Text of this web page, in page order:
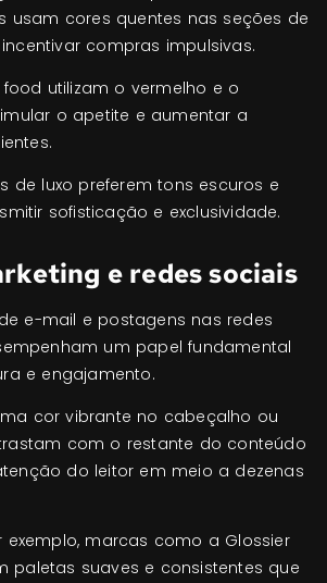
usam cores quentes nas seções de
compras impulsivas.
food utilizam o vermelho e o
o apetite e aumentar a
de luxo preferem tons escuros e
sofisticação e exclusividade.
e redes sociais
e-mail e postagens nas redes
um papel fundamental
e engajamento.
cor vibrante no cabeçalho ou
com o restante do conteúdo
do leitor em meio a dezenas
exemplo, marcas como a Glossier
paletas suaves e consistentes que